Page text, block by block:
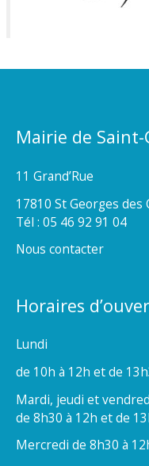
Mairie de Saint-
11 Grand’Rue
17810 St Georges des
Tél : 05 46 92 91 04
Nous contacter
Horaires
Lundi
de 10h à 12h et de
Mardi, jeudi et
de 8h30 à 12h et de
Mercredi de 8h30 à